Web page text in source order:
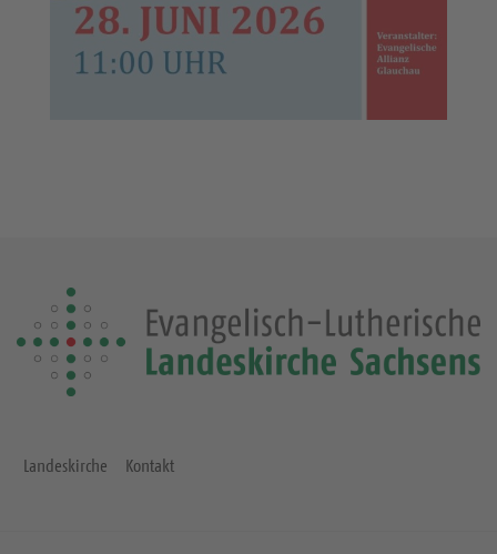
Landeskirche Kontakt